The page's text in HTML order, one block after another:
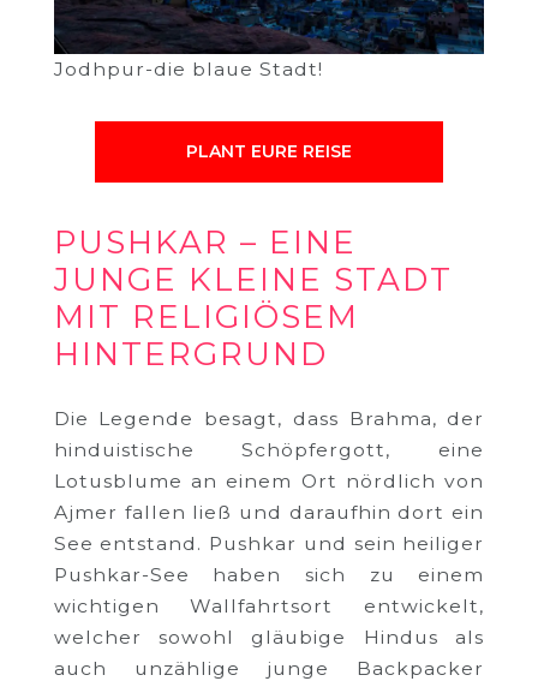
Jodhpur-die blaue Stadt!
PLANT EURE REISE
PUSHKAR – EINE
JUNGE KLEINE STADT
MIT RELIGIÖSEM
HINTERGRUND
Die Legende besagt, dass Brahma, der
hinduistische Schöpfergott, eine
Lotusblume an einem Ort nördlich von
Ajmer fallen ließ und daraufhin dort ein
See entstand. Pushkar und sein heiliger
Pushkar-See haben sich zu einem
wichtigen Wallfahrtsort entwickelt,
welcher sowohl gläubige Hindus als
auch unzählige junge Backpacker